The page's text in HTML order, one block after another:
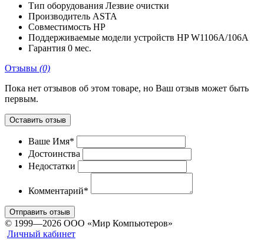
Тип оборудования Лезвие очистки
Производитель ASTA
Совместимость HP
Поддерживаемые модели устройств HP W1106A/106A
Гарантия 0 мес.
Отзывы (0)
Пока нет отзывов об этом товаре, но Ваш отзыв может быть
первым.
Оставить отзыв
Ваше Имя*
Достоинства
Недостатки
Комментарий*
Отправить отзыв
© 1999—2026 ООО «Мир Компьютеров»
Личный кабинет